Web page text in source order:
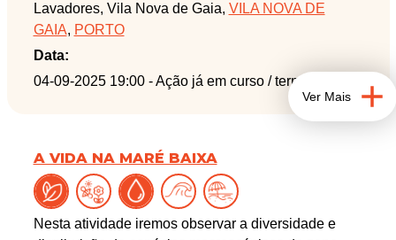
chega, vamos examinar o solo em busca de
micrometeoritos. E quando a noite chegar vamos
observar os céus: usando telescópios, poderemos
ver algumas estrelas duplas, enxames, nebulosas,
Esta atividade resulta de uma parceria do Planetário
Biodiversidade – Centro Ciência Viva do Museu de
História Natural e da Ciência da Universidade do
Porto.
Lavadores, Vila Nova de Gaia, VILA NOVA DE
GAIA, PORTO
Data:
04-09-2025 19:00 - Ação já em curso / terminada
Ver Mais
A VIDA NA MARÉ BAIXA
Nesta atividade iremos observar a diversidade e